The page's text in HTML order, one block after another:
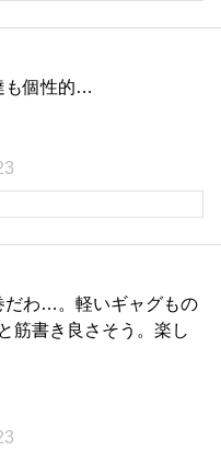
も個性的…
だわ…。軽いギャグもの
筋書き良さそう。楽し